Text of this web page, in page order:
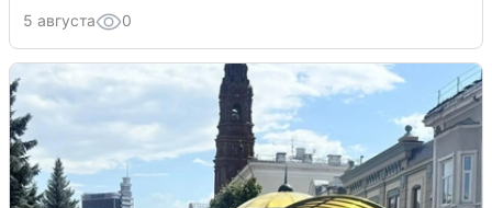
5 августа 0